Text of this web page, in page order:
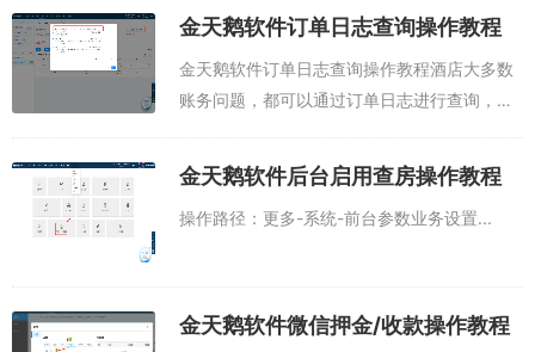
称，带*为必填，进行订单保存即可。注意：此
截图处，销售员值为空，需要对该...
金天鹅软件订单日志查询操作教程
金天鹅软件订单日志查询操作教程酒店大多数
账务问题，都可以通过订单日志进行查询，如
号”点击—>“订单日志”操作人：SYS 是指系统
（自动）或者通过订单—&...
金天鹅软件后台启用查房操作教程
操作路径：更多-系统-前台参数业务设置...
金天鹅软件微信押金/收款操作教程